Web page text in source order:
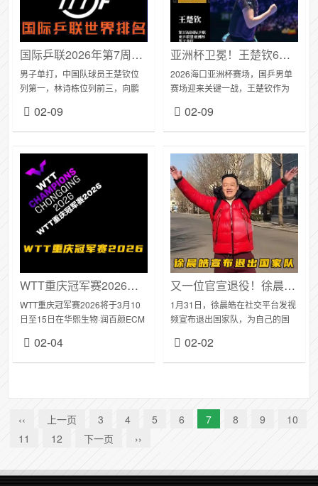
国际乒联2026年第7周世界排名
男子单打，中国队球员王楚钦位
列第一，林诗栋位列前三，向鹏
果·卡尔德拉诺排名上升1个名次位
列第2，刷新个人职业生涯排名新
02-09
亚洲杯卫冕！王楚钦6局横扫张本智和，王皓狂喜握拳指天太燃了
2026海口亚洲杯赛场，国乒男单
赛场迎来关键一战，王楚钦作为
的重任。最终他以六局横扫的战
绩击败日乒一哥张本智和，成功
02-09
WTT重庆冠军赛2026首批参赛名单公布
WTT重庆冠军赛2026将于3月10
日至15日在华熙生物·润百颜ECM
1000点世界排名积分。报名截止
时排名前五名单如下：男子单
02-04
又一位官宣退役！徐晨皓告别国乒，金牌陪练的青春终谢幕
1月31日，徐晨皓在社交平台发视
频宣布退出国家队，为自己的国
从3岁与乒乓球结缘，从省队到八
一队，再到身披国家队战袍，这
02-02
‹‹ 上一页 3 4 5 6 7 8 9
10
11
12 下一页 ››